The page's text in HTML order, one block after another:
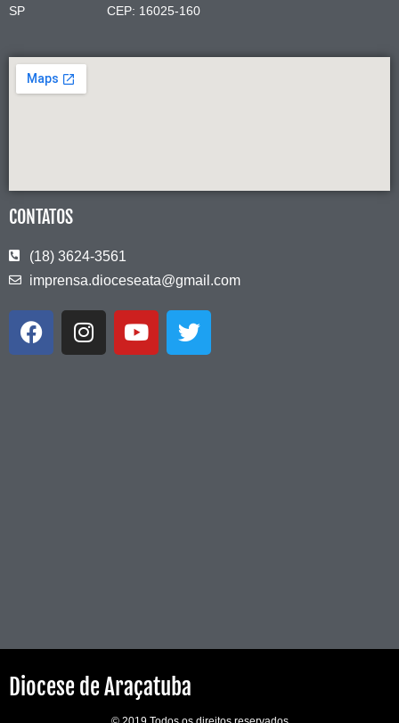
SP CEP: 16025-160
CONTATOS
(18) 3624-3561
imprensa.dioceseata@gmail.com
Diocese de Araçatuba